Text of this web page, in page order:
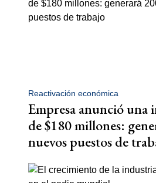
Reactivación económica
Empresa anunció una
de $180 millones:
nuevos puestos de